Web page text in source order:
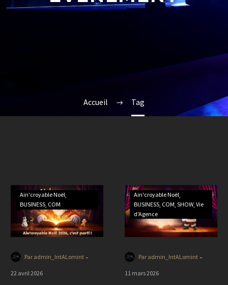
Accueil Tag
Ain'croyable Noël
BUSINESS COM
Par admin_IntALomint -
22 avril 2026
Ain'croyable Noël
BUSINESS COM SHOW Vie
d'Agence
Par admin_IntALomint -
11 mars 2026